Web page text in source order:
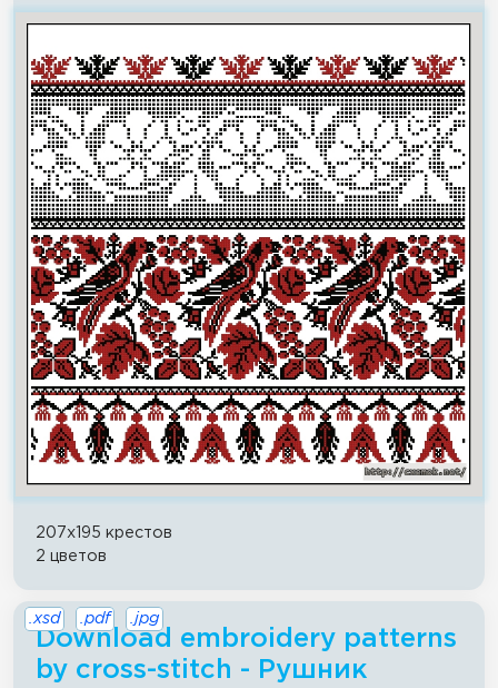
207x195 крестов
2 цветов
Download embroidery patterns
by cross-stitch - Рушник
.xsd .pdf .jpg